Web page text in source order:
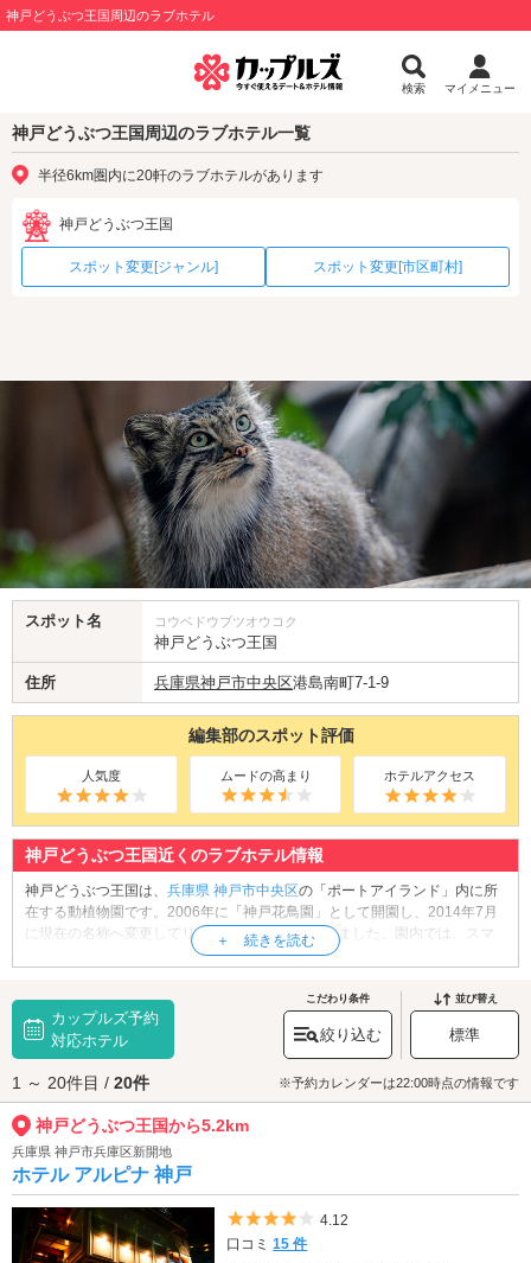
神戸どうぶつ王国周辺のラブホテル
検索 マイメニュー
神戸どうぶつ王国周辺のラブホテル一覧
半径6km圏内に20軒のラブホテルがあります
神戸どうぶつ王国
スポット変更[ジャンル] スポット変更[市区町村]
スポット名 コウベドウブツオウコク
神戸どうぶつ王国
住所 兵庫県神戸市中央区港島南町7-1-9
編集部のスポット評価
人気度 ムードの高まり ホテルアクセス
神戸どうぶつ王国近くのラブホテル情報
神戸どうぶつ王国は、 兵庫県 神戸市中央区の「ポートアイランド」内に所
在する動植物園です。2006年に「神戸花鳥園」として開園し、2014年7月
に現在の名称へ変更してリニューアルオープンしました。園内では、スマ
トラトラやハシビロコウ、スナネコ、マヌルネコなど多彩な動物を飼育し
鳥たちが頭上を飛び交う迫力あるバードパフォーマンスや、レッサーパン
ダの愛らしい姿を間近に見られるエリアなど、見どころも充実していま
す。屋内エリアも多いため、天候を気にせず過ごしやすいのもポイント。
休日は神戸どうぶつ王国で、可愛い動物たちに癒やされるデートを楽しん
でみませんか。
神戸どうぶつ王国へは、元町・三宮エリアのラブホテルからもアクセスが
便利です。
カップルズ予約
対応ホテル
こだわり条件
絞り込む
並び替え
標準
1 ～ 20件目 / 20件 ※予約カレンダーは22:00時点の情報です
神戸どうぶつ王国から5.2km
兵庫県 神戸市兵庫区新開地
ホテル アルピナ 神戸
5つ星のうち4
4.12
口コミ15 件